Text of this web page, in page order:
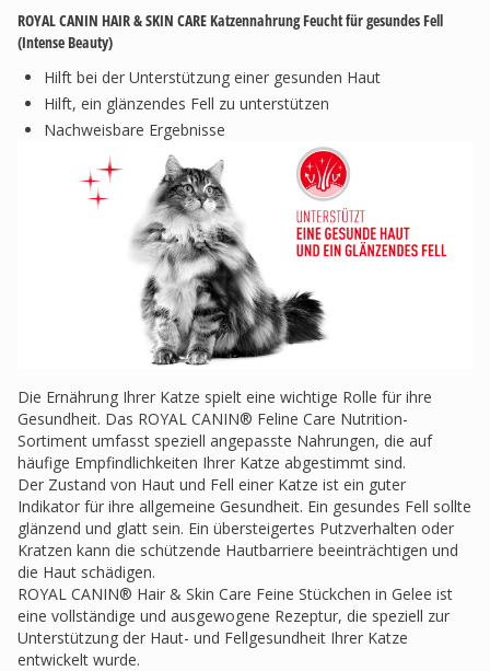
ROYAL CANIN HAIR & SKIN CARE Katzennahrung Feucht für gesundes Fell
(Intense Beauty)
Hilft bei der Unterstützung einer gesunden Haut
Hilft, ein glänzendes Fell zu unterstützen
Nachweisbare Ergebnisse
Die Ernährung Ihrer Katze spielt eine wichtige Rolle für ihre
Gesundheit. Das ROYAL CANIN® Feline Care Nutrition-
Sortiment umfasst speziell angepasste Nahrungen, die auf
häufige Empfindlichkeiten Ihrer Katze abgestimmt sind.
Der Zustand von Haut und Fell einer Katze ist ein guter
Indikator für ihre allgemeine Gesundheit. Ein gesundes Fell sollte
glänzend und glatt sein. Ein übersteigertes Putzverhalten oder
Kratzen kann die schützende Hautbarriere beeinträchtigen und
die Haut schädigen.
ROYAL CANIN® Hair & Skin Care Feine Stückchen in Gelee ist
eine vollständige und ausgewogene Rezeptur, die speziell zur
Unterstützung der Haut- und Fellgesundheit Ihrer Katze
entwickelt wurde.